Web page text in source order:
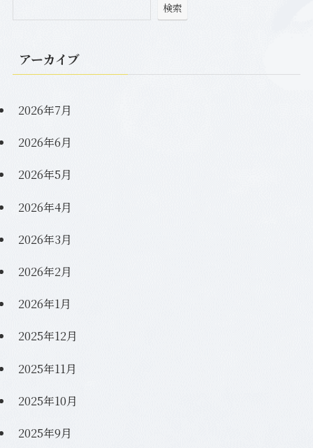
検索
アーカイブ
2026年7月
2026年6月
2026年5月
2026年4月
2026年3月
2026年2月
2026年1月
2025年12月
2025年11月
2025年10月
2025年9月